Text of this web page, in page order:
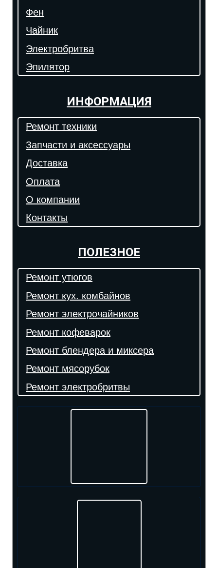
Фен
Чайник
Электробритва
Эпилятор
ИНФОРМАЦИЯ
Ремонт техники
Запчасти и аксессуары
Доставка
Оплата
О компании
Контакты
ПОЛЕЗНОЕ
Ремонт утюгов
Ремонт кух. комбайнов
Ремонт электрочайников
Ремонт кофеварок
Ремонт блендера и миксера
Ремонт мясорубок
Ремонт электробритвы